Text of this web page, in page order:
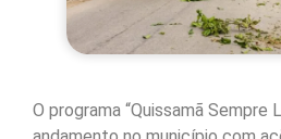
O programa “Quissamã Sempre